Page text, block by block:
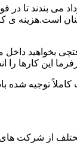
می بندند تا
اطمینان
بخواهید
این کارها
توجیه شده
از شرکت